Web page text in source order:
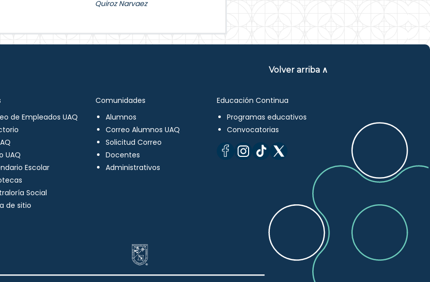
Quiroz Narvaez
Volver arriba ∧
de Empleados UAQ
UAQ
Escolar
Social
de sitio
Comunidades
Alumnos
Correo Alumnos UAQ
Solicitud Correo
Docentes
Administrativos
Educación Continua
Programas educativos
Convocatorias